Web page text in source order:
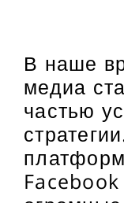
В наше
медиа
частью